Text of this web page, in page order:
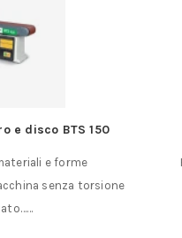
e disco BTS 150
e forme
senza torsione